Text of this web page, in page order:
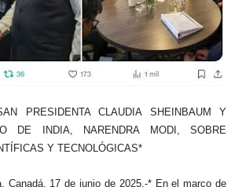
PRESIDENTA CLAUDIA SHEINBAUM Y
DE INDIA, NARENDRA MODI, SOBRE
Y TECNOLÓGICAS*
Canadá, 17 de junio de 2025.-* En el marco de